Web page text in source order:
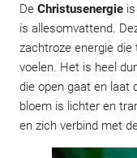
De Christusenergie
is allesomvattend.
zachtroze energie
voelen. Het is heel
die open gaat en laat
bloem is lichter en
en zich verbind met